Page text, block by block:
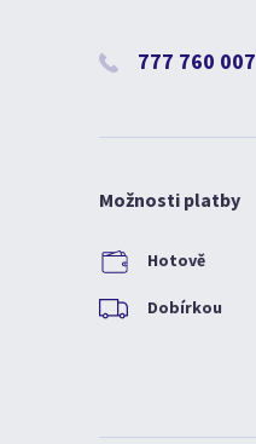
777 760 007
Možnosti platby
Hotově
Dobírkou